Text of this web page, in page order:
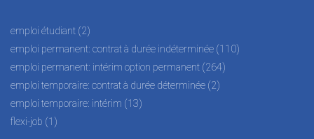
emploi étudiant (2)
emploi permanent: contrat à durée indéterminée (110)
emploi permanent: intérim option permanent (264)
emploi temporaire: contrat à durée déterminée (2)
emploi temporaire: intérim (13)
flexi-job (1)